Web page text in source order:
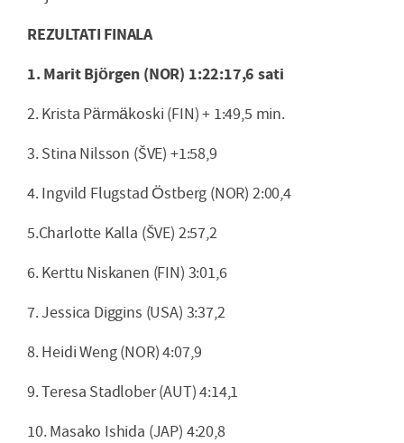
REZULTATI FINALA
1. Marit Björgen (NOR) 1:22:17,6 sati
2. Krista Pärmäkoski (FIN) + 1:49,5 min.
3. Stina Nilsson (ŠVE) +1:58,9
4. Ingvild Flugstad Östberg (NOR) 2:00,4
5.Charlotte Kalla (ŠVE) 2:57,2
6. Kerttu Niskanen (FIN) 3:01,6
7. Jessica Diggins (USA) 3:37,2
8. Heidi Weng (NOR) 4:07,9
9. Teresa Stadlober (AUT) 4:14,1
10. Masako Ishida (JAP) 4:20,8